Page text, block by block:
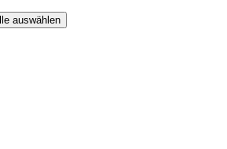
auswählen